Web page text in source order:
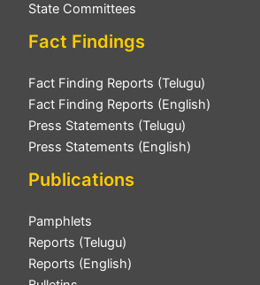
State Committees
Fact Findings
Fact Finding Reports (Telugu)
Fact Finding Reports (English)
Press Statements (Telugu)
Press Statements (English)
Publications
Pamphlets
Reports (Telugu)
Reports (English)